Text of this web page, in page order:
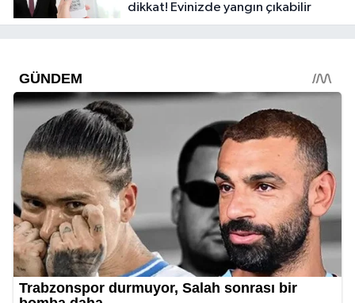
dikkat! Evinizde yangın çıkabilir